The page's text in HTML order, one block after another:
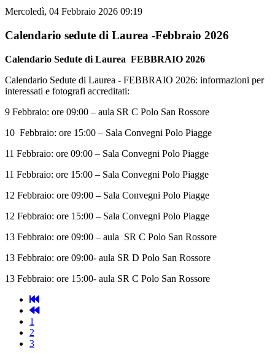
Mercoledì, 04 Febbraio 2026 09:19
Calendario sedute di Laurea -Febbraio 2026
Calendario Sedute di Laurea FEBBRAIO 2026
Calendario Sedute di Laurea - FEBBRAIO 2026: informazioni per
interessati e fotografi accreditati:
9 Febbraio: ore 09:00 – aula SR C Polo San Rossore
10 Febbraio: ore 15:00 – Sala Convegni Polo Piagge
11 Febbraio: ore 09:00 – Sala Convegni Polo Piagge
11 Febbraio: ore 15:00 – Sala Convegni Polo Piagge
12 Febbraio: ore 09:00 – Sala Convegni Polo Piagge
12 Febbraio: ore 15:00 – Sala Convegni Polo Piagge
13 Febbraio: ore 09:00 – aula SR C Polo San Rossore
13 Febbraio: ore 09:00- aula SR D Polo San Rossore
13 Febbraio: ore 15:00- aula SR C Polo San Rossore
1
2
3